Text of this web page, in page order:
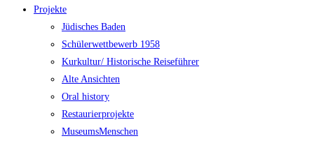
Projekte
Jüdisches Baden
Schülerwettbewerb 1958
Kurkultur/ Historische Reiseführer
Alte Ansichten
Oral history
Restaurierprojekte
MuseumsMenschen